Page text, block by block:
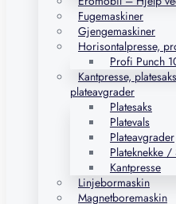
Fugemaskiner
Gjengemaskiner
Horisontalpresse,
Profi Punch
Kantpresse,
plateavgrader
Platesaks
Platevals
Plateavgrader
Plateknekke
Kantpresse
Linjebormaskin
Magnetboremaskin